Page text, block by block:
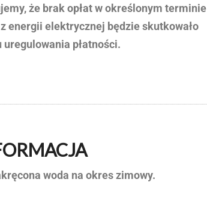
że brak opłat w określonym terminie
energii elektrycznej będzie skutkowało
uregulowania płatności.
woda na okres zimowy.